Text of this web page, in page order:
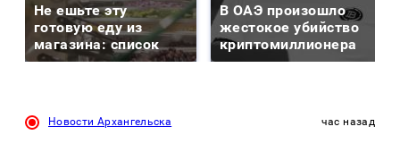
Не ешьте эту
готовую еду из
магазина: список
В ОАЭ произошло
жестокое убийство
криптомиллионера
Новости Архангельска час назад